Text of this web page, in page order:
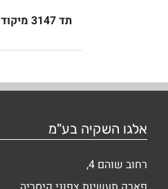
תד 3147 מיקוד 3088900
אלגו השקיה בע"מ
רחוב שוהם 4,